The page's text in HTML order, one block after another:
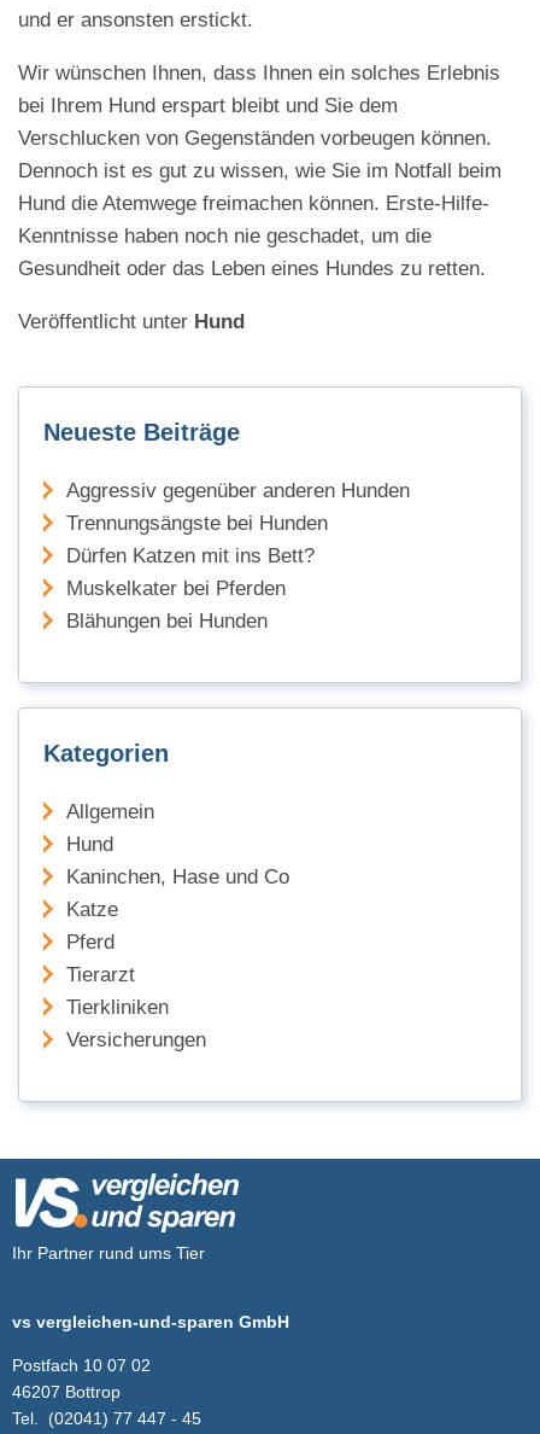
und er ansonsten erstickt.
Wir wünschen Ihnen, dass Ihnen ein solches Erlebnis
bei Ihrem Hund erspart bleibt und Sie dem
Verschlucken von Gegenständen vorbeugen können.
Dennoch ist es gut zu wissen, wie Sie im Notfall beim
Hund die Atemwege freimachen können. Erste-Hilfe-
Kenntnisse haben noch nie geschadet, um die
Gesundheit oder das Leben eines Hundes zu retten.
Veröffentlicht unter Hund
Neueste Beiträge
Aggressiv gegenüber anderen Hunden
Trennungsängste bei Hunden
Dürfen Katzen mit ins Bett?
Muskelkater bei Pferden
Blähungen bei Hunden
Kategorien
Allgemein
Hund
Kaninchen, Hase und Co
Katze
Pferd
Tierarzt
Tierkliniken
Versicherungen
Ihr Partner rund ums Tier
vs vergleichen-und-sparen GmbH
Postfach 10 07 02
46207 Bottrop
Tel.
(02041) 77 447 - 45